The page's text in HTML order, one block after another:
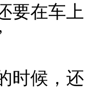
要在车上
时候，还